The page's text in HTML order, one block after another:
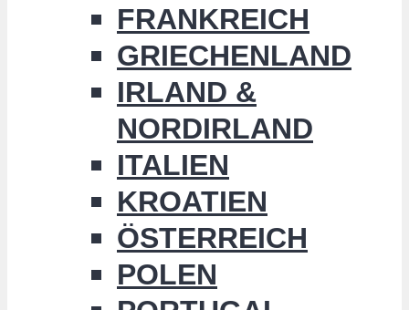
FRANKREICH
GRIECHENLAND
IRLAND &
NORDIRLAND
ITALIEN
KROATIEN
ÖSTERREICH
POLEN